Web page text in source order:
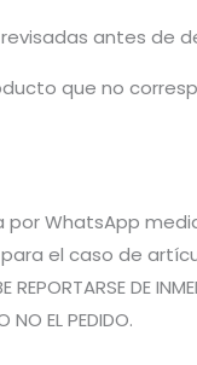
antes de
que no
por WhatsApp
el caso de
DE
NO EL PEDIDO.